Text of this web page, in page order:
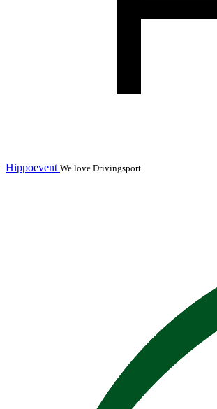
Hippoevent We love Drivingsport